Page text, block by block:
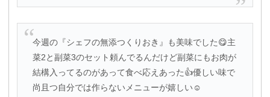
今週の『シェフの無添つくりおき』も美味でした😋主
菜2と副菜3のセット頼んでるんだけど副菜にもお肉が
結構入ってるのがあって食べ応えあった👍優しい味で
尚且つ自分では作らないメニューが嬉しい☺️